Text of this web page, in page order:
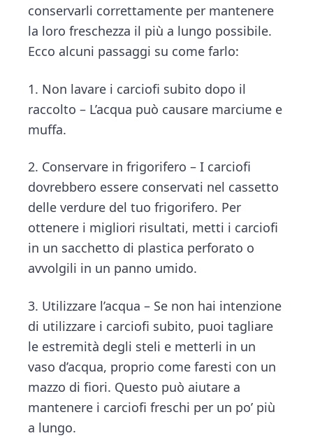
conservarli correttamente per mantenere
la loro freschezza il più a lungo possibile.
Ecco alcuni passaggi su come farlo:
1. Non lavare i carciofi subito dopo il
raccolto – L’acqua può causare marciume e
muffa.
2. Conservare in frigorifero – I carciofi
dovrebbero essere conservati nel cassetto
delle verdure del tuo frigorifero. Per
ottenere i migliori risultati, metti i carciofi
in un sacchetto di plastica perforato o
avvolgili in un panno umido.
3. Utilizzare l’acqua – Se non hai intenzione
di utilizzare i carciofi subito, puoi tagliare
le estremità degli steli e metterli in un
vaso d’acqua, proprio come faresti con un
mazzo di fiori. Questo può aiutare a
mantenere i carciofi freschi per un po’ più
a lungo.